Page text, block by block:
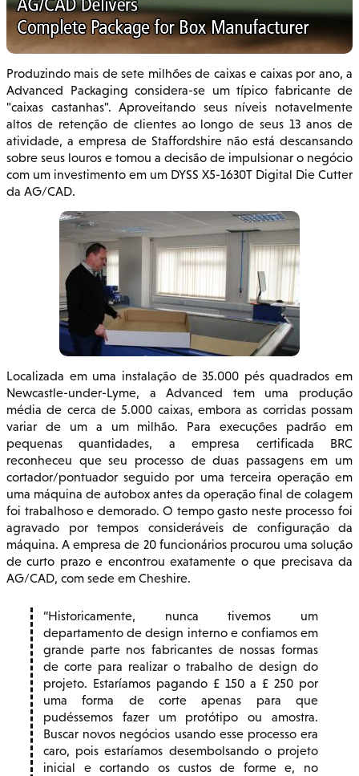
Produzindo mais de sete milhões de caixas e caixas por ano, a
Advanced Packaging considera-se um típico fabricante de
"caixas castanhas". Aproveitando seus níveis notavelmente
altos de retenção de clientes ao longo de seus 13 anos de
atividade, a empresa de Staffordshire não está descansando
sobre seus louros e tomou a decisão de impulsionar o negócio
com um investimento em um DYSS X5-1630T Digital Die Cutter
da AG/CAD.
Localizada em uma instalação de 35.000 pés quadrados em
Newcastle-under-Lyme, a Advanced tem uma produção
média de cerca de 5.000 caixas, embora as corridas possam
variar de um a um milhão. Para execuções padrão em
pequenas quantidades, a empresa certificada BRC
reconheceu que seu processo de duas passagens em um
cortador/pontuador seguido por uma terceira operação em
uma máquina de autobox antes da operação final de colagem
foi trabalhoso e demorado. O tempo gasto neste processo foi
agravado por tempos consideráveis de configuração da
máquina. A empresa de 20 funcionários procurou uma solução
de curto prazo e encontrou exatamente o que precisava da
AG/CAD, com sede em Cheshire.
Historicamente, nunca tivemos um
departamento de design interno e confiamos em
grande parte nos fabricantes de nossas formas
de corte para realizar o trabalho de design do
projeto. Estaríamos pagando £ 150 a £ 250 por
uma forma de corte apenas para que
pudéssemos fazer um protótipo ou amostra.
Buscar novos negócios usando esse processo era
caro, pois estaríamos desembolsando o projeto
inicial e cortando os custos de forme e, no